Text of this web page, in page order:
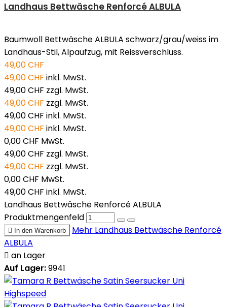
Landhaus Bettwäsche Renforcé ALBULA
Baumwoll Bettwäsche ALBULA schwarz/grau/weiss im
Landhaus-Stil, Alpaufzug, mit Reissverschluss.
49,00 CHF
49,00 CHF inkl. MwSt.
49,00 CHF zzgl. MwSt.
49,00 CHF zzgl. MwSt.
49,00 CHF inkl. MwSt.
49,00 CHF inkl. MwSt.
0,00 CHF MwSt.
49,00 CHF zzgl. MwSt.
49,00 CHF zzgl. MwSt.
0,00 CHF MwSt.
49,00 CHF inkl. MwSt.
Landhaus Bettwäsche Renforcé ALBULA
Produktmengenfeld
 In den Warenkorb Mehr Landhaus Bettwäsche Renforcé
ALBULA
 an Lager
Auf Lager:9941